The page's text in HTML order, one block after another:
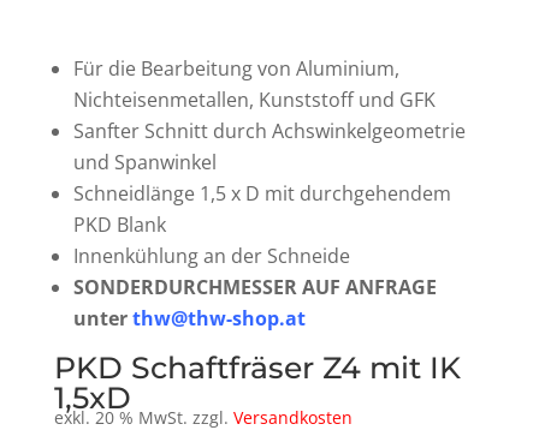
Für die Bearbeitung von Aluminium,
Nichteisenmetallen, Kunststoff und GFK
Sanfter Schnitt durch Achswinkelgeometrie
und Spanwinkel
Schneidlänge 1,5 x D mit durchgehendem
PKD Blank
Innenkühlung an der Schneide
SONDERDURCHMESSER AUF ANFRAGE
unterthw@thw-shop.at
PKD Schaftfräser Z4 mit IK
1,5xD
exkl. 20 % MwSt. zzgl. Versandkosten